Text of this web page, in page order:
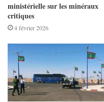
ministérielle sur les minéraux
critiques
4 février 2026